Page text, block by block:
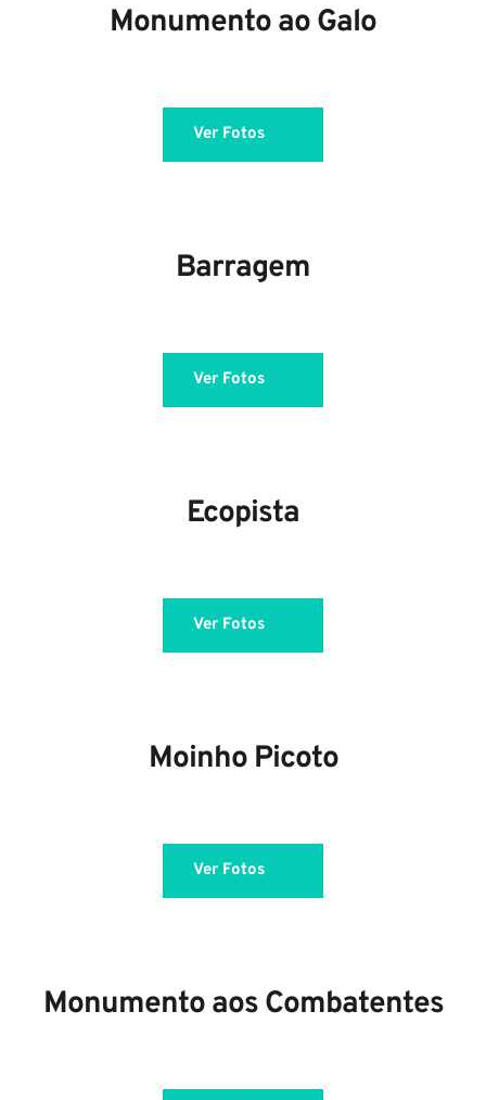
Monumento ao Galo
Ver Fotos
Barragem
Ver Fotos
Ecopista
Ver Fotos
Moinho Picoto
Ver Fotos
Monumento aos Combatentes